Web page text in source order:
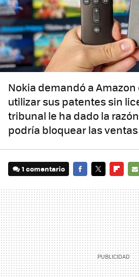
Nokia demandó a
utilizar sus patentes sin
tribunal le ha dado la
podría bloquear las ventas
1 comentario